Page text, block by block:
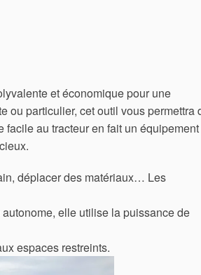
et économique pour une
ou particulier, cet outil vous permettra
au tracteur en fait un équipement
déplacer des matériaux… Les
elle utilise la puissance de
espaces restreints.